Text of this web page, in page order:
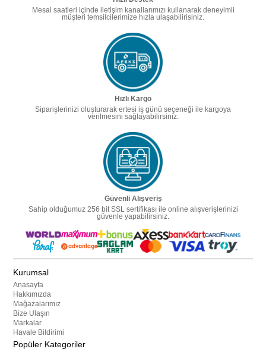
Mesai saatleri içinde iletişim kanallarımızı kullanarak deneyimli
müşteri temsilcilerimize hızla ulaşabilirisiniz.
Hızlı Kargo
Siparişlerinizi oluşturarak ertesi iş günü seçeneği ile kargoya
verilmesini sağlayabilirsiniz.
Güvenli Alışveriş
Sahip olduğumuz 256 bit SSL sertifikası ile online alışverişlerinizi
güvenle yapabilirsiniz.
Kurumsal
Anasayfa
Hakkımızda
Mağazalarımız
Bize Ulaşın
Markalar
Havale Bildirimi
Popüler Kategoriler